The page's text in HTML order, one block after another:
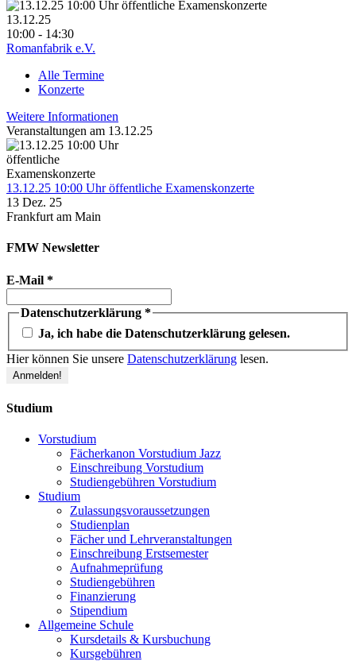
13.12.25
10:00 - 14:30
Romanfabrik e.V.
Alle Termine
Konzerte
Weitere Informationen
Veranstaltungen am 13.12.25
13.12.25 10:00 Uhr öffentliche Examenskonzerte
13 Dez. 25
Frankfurt am Main
FMW Newsletter
E-Mail *
Datenschutzerklärung *
Ja, ich habe die Datenschutzerklärung gelesen.
Hier können Sie unsere Datenschutzerklärung lesen.
Studium
Vorstudium
Fächerkanon Vorstudium Jazz
Einschreibung Vorstudium
Studiengebühren Vorstudium
Studium
Zulassungsvoraussetzungen
Studienplan
Fächer und Lehrveranstaltungen
Einschreibung Erstsemester
Aufnahmeprüfung
Studiengebühren
Finanzierung
Stipendium
Allgemeine Schule
Kursdetails & Kursbuchung
Kursgebühren